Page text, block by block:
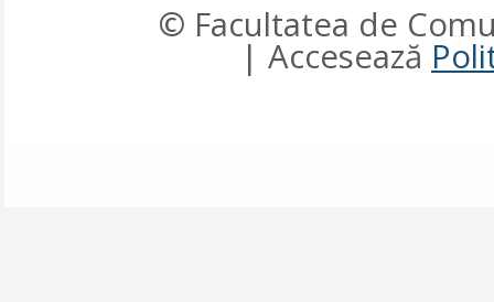
© Facultatea de
| Accesează